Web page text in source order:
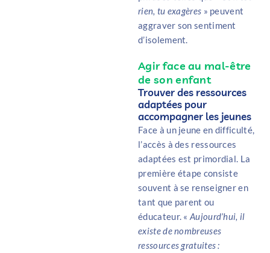
rien, tu exagères » peuvent
aggraver son sentiment
d’isolement.
Agir face au mal-être
de son enfant
Trouver des ressources
adaptées pour
accompagner les jeunes
Face à un jeune en difficulté,
l’accès à des ressources
adaptées est primordial. La
première étape consiste
souvent à se renseigner en
tant que parent ou
éducateur. «Aujourd’hui, il
existe de nombreuses
ressources gratuites :